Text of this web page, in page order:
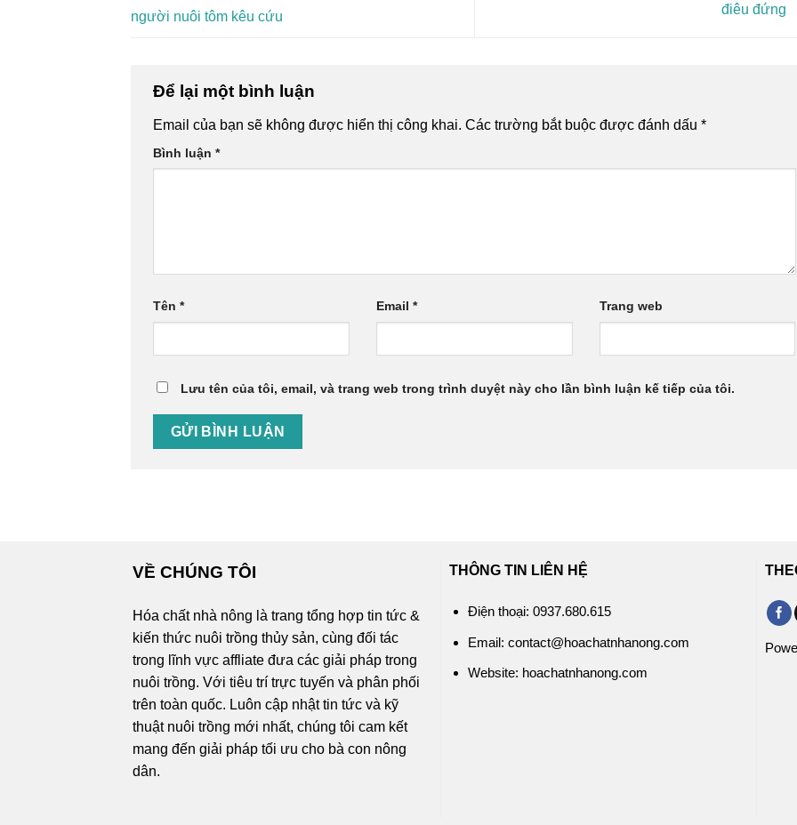
người nuôi tôm kêu cứu
điêu đứng
Để lại một bình luận
Email của bạn sẽ không được hiển thị công khai. Các trường bắt buộc được đánh dấu *
Bình luận *
Tên * Email * Trang web
Lưu tên của tôi, email, và trang web trong trình duyệt này cho lần bình luận kế tiếp của tôi.
VỀ CHÚNG TÔI
Hóa chất nhà nông là trang tổng hợp tin tức &
kiến thức nuôi trồng thủy sản, cùng đối tác
trong lĩnh vực affliate đưa các giải pháp trong
nuôi trồng. Với tiêu trí trực tuyến và phân phối
trên toàn quốc. Luôn cập nhật tin tức và kỹ
thuật nuôi trồng mới nhất, chúng tôi cam kết
mang đến giải pháp tối ưu cho bà con nông
dân.
THÔNG TIN LIÊN HỆ
Điện thoại: 0937.680.615
Email: contact@hoachatnhanong.com
Website: hoachatnhanong.com